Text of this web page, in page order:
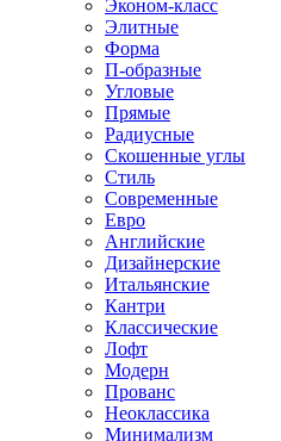
Эконом-класс
Элитные
Форма
П-образные
Угловые
Прямые
Радиусные
Скошенные углы
Стиль
Современные
Евро
Английские
Дизайнерские
Итальянские
Кантри
Классические
Лофт
Модерн
Прованс
Неоклассика
Минимализм